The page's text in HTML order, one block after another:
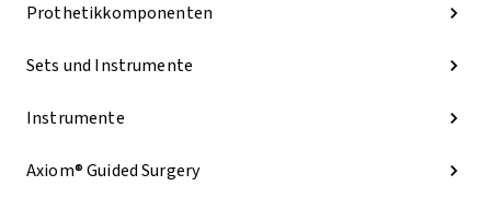
Prothetikkomponenten
Sets und Instrumente
Instrumente
Axiom® Guided Surgery